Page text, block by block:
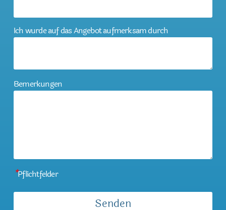
Ich wurde auf das Angebot aufmerksam durch
Bemerkungen
*Pflichtfelder